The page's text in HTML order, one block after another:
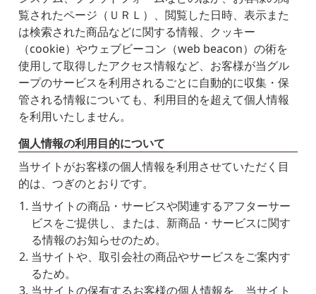
覧されたページ（ＵＲＬ）、閲覧した日時、表示また
は検索された商品などに関する情報、クッキー
（cookie）やウェブビーコン（web beacon）の術を
使用して取得したアクセス情報など、お客様が当グル
ープのサービスを利用されるごとに自動的に収集・保
管される情報についても、利用目的を超えて個人情報
を利用いたしません。
個人情報の利用目的について
当サイトがお客様の個人情報を利用させていただく目
的は、つぎのとおりです。
当サイトの商品・サービスや関連するアフターサー
ビスをご提供し、または、新商品・サービスに関す
る情報のお知らせのため。
当サイトや、取引会社の商品やサービスをご案内す
るため。
当サイトの保有するお客様の個人情報を、当サイト